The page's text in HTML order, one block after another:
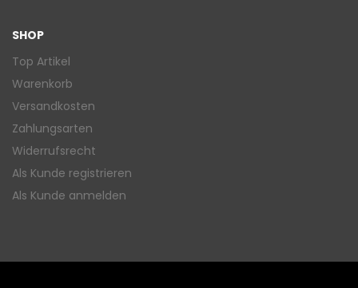
SHOP
Top Artikel
Warenkorb
Versandkosten
Zahlungsarten
Widerrufsrecht
Als Kunde registrieren
Als Kunde anmelden